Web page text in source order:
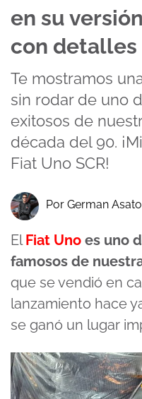
en su
con
Te mostramos
sin rodar de uno
exitosos de
década del 90.
Fiat Uno SCR!
Por German Asato
ElFiat Uno es uno
famosos de
que se vendió en
lanzamiento hace
se ganó un lugar